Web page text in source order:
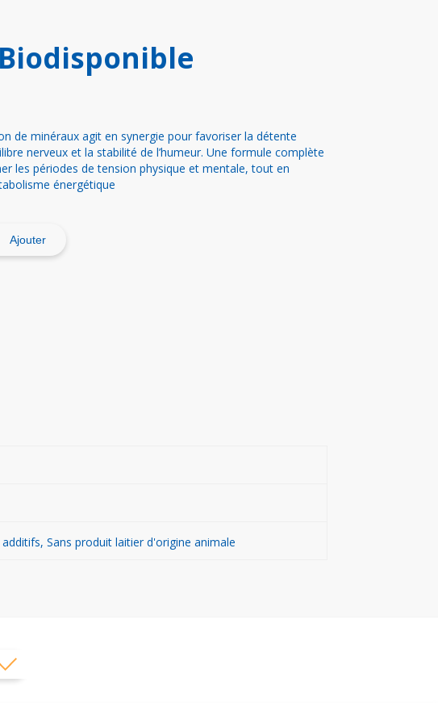
de minéraux agit en synergie pour favoriser la détente
nerveux et la stabilité de l’humeur. Une formule complète
les périodes de tension physique et mentale, tout en
énergétique
Ajouter
Sans produit laitier d'origine animale